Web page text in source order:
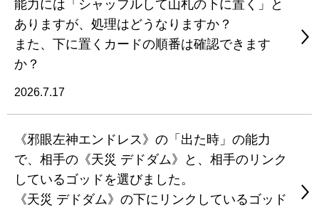
能力には「シャッフルして山札の下に置く」と
ありますが、処理はどうなりますか？
また、下に置くカードの順番は確認できます
か？
2026.7.17
《邪眼左神エンドレス》の「出た時」の能力
で、相手の《天災 デドダム》と、相手のリンク
しているゴッドを選びました。
《天災 デドダム》の下にリンクしているゴッド